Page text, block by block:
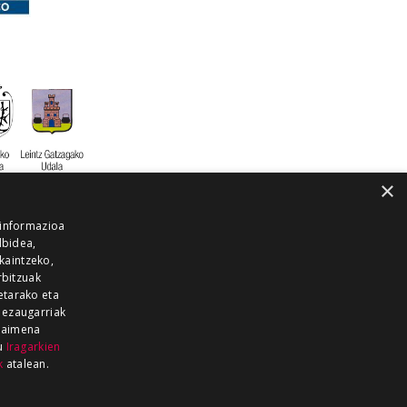
GUKA
×
eta
Iragarkien
atalean.